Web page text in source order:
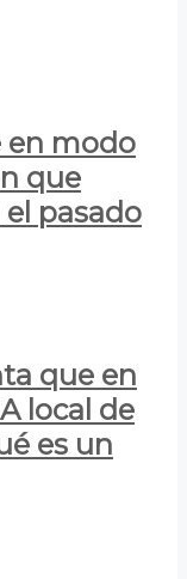
en modo
que
pasado
que en
local de
es un